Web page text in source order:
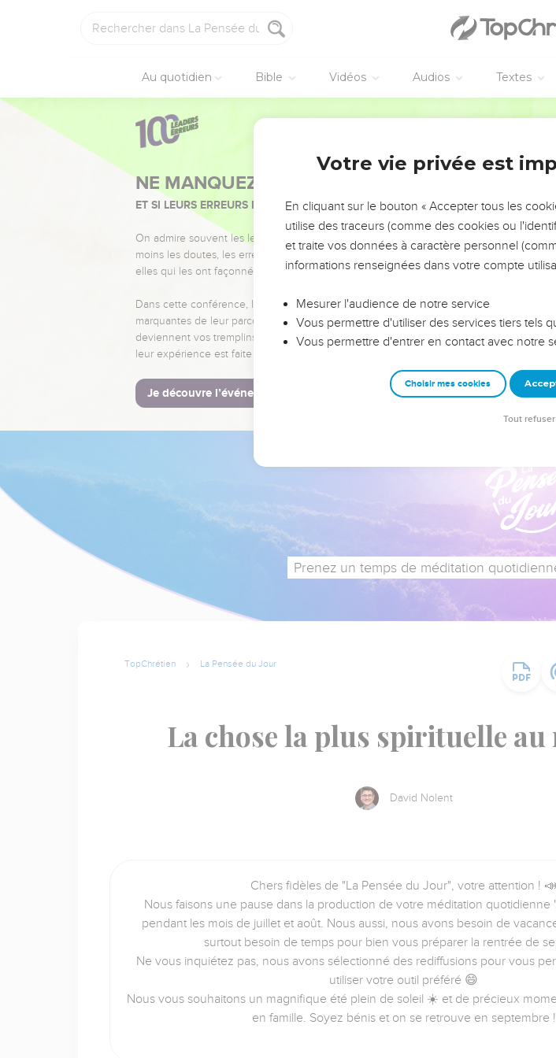
Au quotidien Bible Vidéos Audios Textes
NE MANQUEZ PAS L’ÉVÉNEMENT DE L’ANNÉE !
ET SI LEURS ERREURS POUVAIENT VOUS ÉVITER LES VOTRES ?
On admire souvent les leaders pour leurs réussites, leur impact, leur foi ou leur vision.
moins les doutes, les erreurs et les saisons difficiles qu'ils ont traversés, alors même que
elles qui les ont façonnés.
Dans cette conférence, leaders, entrepreneurs, et responsables reviennent sur les
marquantes de leur parcours et les clés pour avancer avec plus de sagesse afin que
deviennent vos tremplins. Que vous guidiez un ministère, une équipe, un groupe ou
leur expérience est faite pour vous.
Je découvre l’événement
Prenez un temps de méditation
TopChrétien La Pensée du Jour
La chose la plus spirituelle au
David Nolent
Chers fidèles de "La Pensée du Jour", votre attention ! 📣
Nous faisons une pause dans la production de votre méditation quotidienne
pendant les mois de juillet et août. Nous aussi, nous avons besoin de
surtout besoin de temps pour bien vous préparer la rentrée de
Ne vous inquiétez pas, nous avons sélectionné des rediffusions pour vous
utiliser votre outil préféré 😄
Nous vous souhaitons un magnifique été plein de soleil ☀️ et de précieux
en famille. Soyez bénis et on se retrouve en septembre !
Votre vie privée est
En cliquant sur le bouton « Accepter tous les
utilise des traceurs (comme des cookies ou
et traite vos données à caractère personnel
informations renseignées dans votre compte
Mesurer l'audience de notre service
Vous permettre d'utiliser des services tiers tels
Vous permettre d'entrer en contact avec notre
Choisir mes cookies
Tout refuser